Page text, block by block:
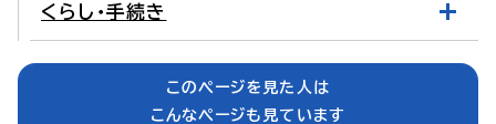
くらし・手続き
このページを見た人は
こんなページも見ています